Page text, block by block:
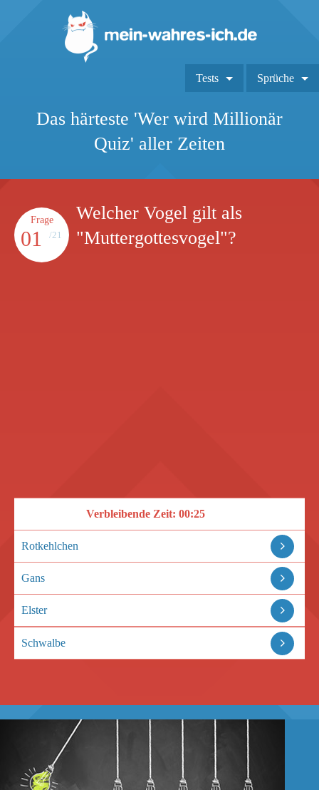
Tests Sprüche
Das härteste 'Wer wird Millionär
Quiz' aller Zeiten
Frage
01 /21
Welcher Vogel gilt als
"Muttergottesvogel"?
Verbleibende Zeit: 00:25
Rotkehlchen
Gans
Elster
Schwalbe